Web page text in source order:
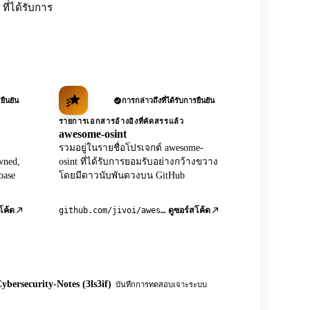
ที่ได้รับการ
นยัน
ค้ด
การกล่าวถึงที่ได้รับการยืนยัน
รายการเอกสารอ้างอิงที่คัดสรรแล้ว
awesome-osint
รวมอยู่ในรายชื่อโปรเจกต์ awesome-
osint ที่ได้รับการยอมรับอย่างกว้างขวาง
โดยมีดาวนับพันดวงบน GitHub
github.com/jivoi/awesome-osint ดูซอร์สโค้ด
Notes (3ls3if) บันทึกการทดสอบเจาะระบบ